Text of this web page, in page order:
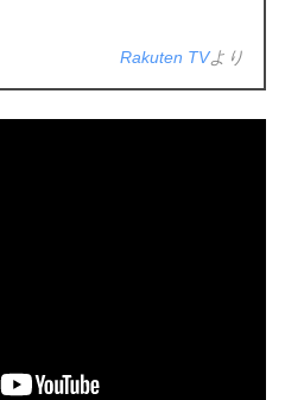
Rakuten TVより